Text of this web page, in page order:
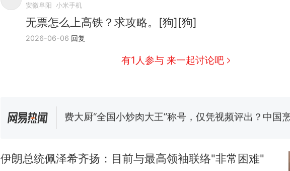
安徽阜阳 小米手机
无票怎么上高铁？求攻略。[狗][狗]
2026-06-06 回复
有1人参与 来一起讨论吧
热 那个在床头放菜刀的女孩，因老师一句“跟我回家”
制裁瓜子饺子，美国怕什么？
男子上山采菌偶然发现鸡枞菌窝，原地守1天等它长大
朵
参考消息）
伊朗总统佩泽希齐扬：目前与最高领袖联络"非常困难"